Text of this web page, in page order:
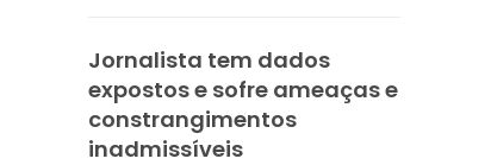
Jornalista tem dados
expostos e sofre ameaças e
constrangimentos
inadmissíveis